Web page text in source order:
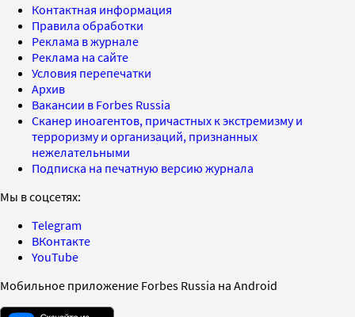
Контактная информация
Правила обработки
Реклама в журнале
Реклама на сайте
Условия перепечатки
Архив
Вакансии в Forbes Russia
Сканер иноагентов, причастных к экстремизму и
терроризму и организаций, признанных
нежелательными
Подписка на печатную версию журнала
Мы в соцсетях:
Telegram
ВКонтакте
YouTube
Мобильное приложение Forbes Russia на Android